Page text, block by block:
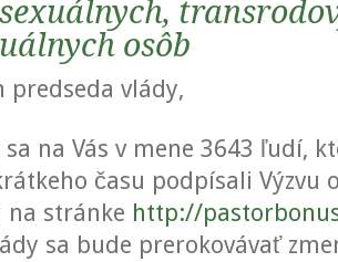
osôb
predseda vlády,
na Vás v mene 3643 ľudí,
času podpísali Výzvu
na stránke http://
sa bude prerokovávať